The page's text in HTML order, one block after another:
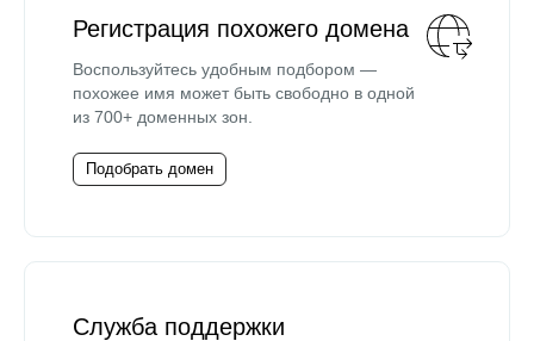
Регистрация похожего домена
Воспользуйтесь удобным подбором —
похожее имя может быть свободно в одной
из 700+ доменных зон.
Подобрать домен
Служба поддержки